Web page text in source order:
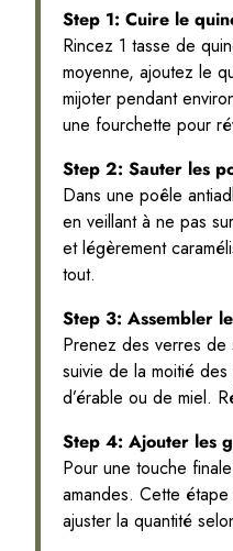
Step 1: Cuire le
Rincez 1 tasse de
moyenne, ajoutez le
mijoter pendant
une fourchette pour
Step 2: Sauter les
Dans une poêle
en veillant à ne pas
et légèrement
tout.
Step 3: Assembler
Prenez des verres
suivie de la moitié
d’érable ou de miel.
Step 4: Ajouter les
Pour une touche
amandes. Cette
ajuster la quantité